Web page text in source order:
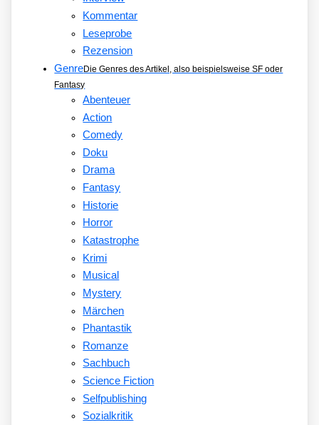
Kommentar
Leseprobe
Rezension
GenreDie Genres des Artikel, also beispielsweise SF oder
Fantasy
Abenteuer
Action
Comedy
Doku
Drama
Fantasy
Historie
Horror
Katastrophe
Krimi
Musical
Mystery
Märchen
Phantastik
Romanze
Sachbuch
Science Fiction
Selfpublishing
Sozialkritik